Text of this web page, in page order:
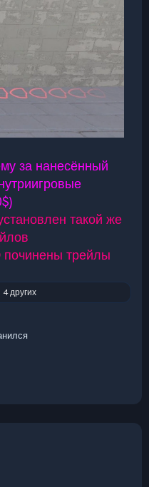
за нанесённый
такой же
починены трейлы
4 других